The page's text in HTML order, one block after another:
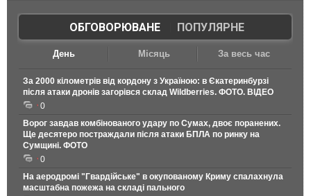
ОБГОВОРЮВАНЕ| ПОПУЛЯРНЕ
День Місяць За весь час
За 2000 кілометрів від кордону з Україною: в Єкатеринбурзі
після атаки дронів загорівся склад Wildberries. ФОТО. ВІДЕО
0
Ворог завдав комбінованого удару по Сумах, двоє поранених.
Ще десятеро постраждали після атаки БПЛА по ринку на
Сумщині. ФОТО
0
На аеродромі "Гвардійське" в окупованому Криму спалахнула
масштабна пожежа на складі пального